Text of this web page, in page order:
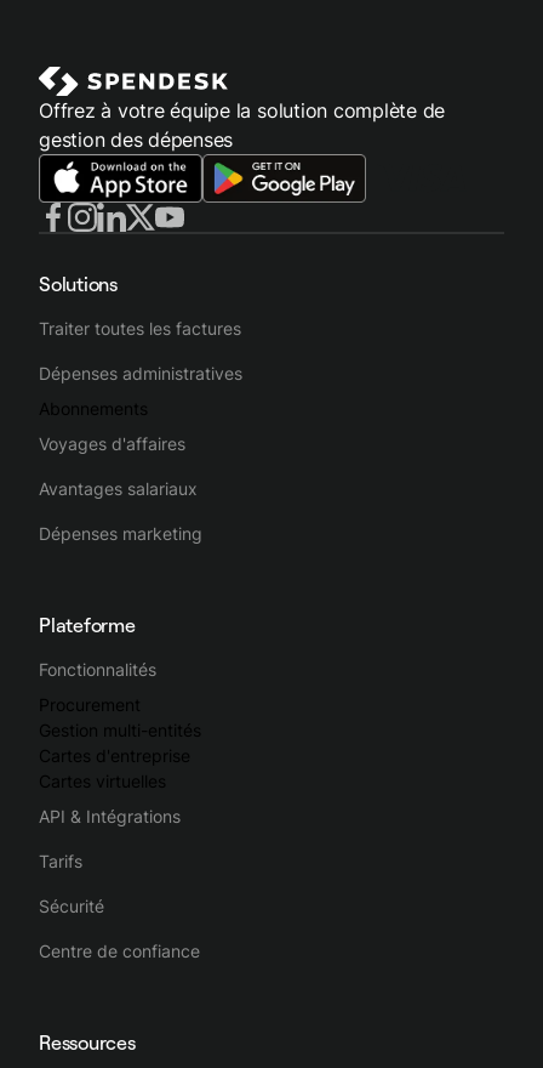
Offrez à votre équipe la solution complète de
gestion des dépenses
Solutions
Traiter toutes les factures
Dépenses administratives
Abonnements
Voyages d'affaires
Avantages salariaux
Dépenses marketing
Plateforme
Fonctionnalités
Procurement
Gestion multi-entités
Cartes d'entreprise
Cartes virtuelles
API & Intégrations
Tarifs
Sécurité
Centre de confiance
Ressources